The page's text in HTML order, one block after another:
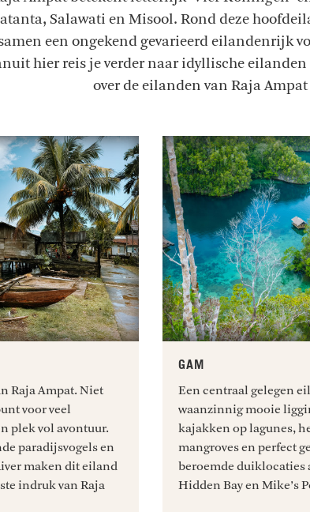
Salawati en Misool. Rond deze
een ongekend gevarieerd eilandenrijk
hier reis je verder naar idyllische
over de eilanden van Raja
Raja Ampat. Niet
voor veel
plek vol avontuur.
paradijsvogels en
maken dit eiland
indruk van Raja
GAM
Een centraal gelegen
waanzinnig mooie
kajakken op lagunes,
mangroves en perfect
beroemde duiklocaties
Hidden Bay en Mike’s